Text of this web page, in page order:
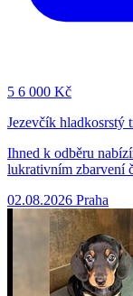
5 6 000 Kč
Jezevčík hladkosrstý
Ihned k odběru
lukrativním zbarvení
02.08.2026 Praha